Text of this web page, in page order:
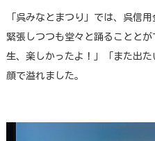
「呉みなとまつり」では、呉信
緊張しつつも堂々と踊ることと
生、楽しかったよ！」「また出
顔で溢れました。